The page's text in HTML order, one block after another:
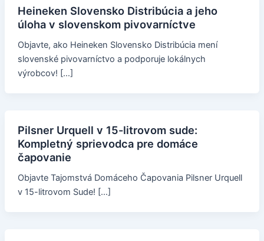
Heineken Slovensko Distribúcia a jeho
úloha v slovenskom pivovarníctve
Objavte, ako Heineken Slovensko Distribúcia mení
slovenské pivovarníctvo a podporuje lokálnych
výrobcov! […]
Pilsner Urquell v 15-litrovom sude:
Kompletný sprievodca pre domáce
čapovanie
Objavte Tajomstvá Domáceho Čapovania Pilsner Urquell
v 15-litrovom Sude! […]